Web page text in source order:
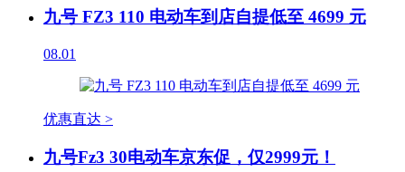
九号 FZ3 110 电动车到店自提低至 4699 元
08.01
优惠直达 >
九号Fz3 30电动车京东促，仅2999元！